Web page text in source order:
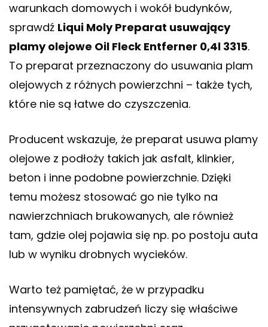
warunkach domowych i wokół budynków,
sprawdź Liqui Moly Preparat usuwający
plamy olejowe Oil Fleck Entferner 0,4l 3315.
To preparat przeznaczony do usuwania plam
olejowych z różnych powierzchni – także tych,
które nie są łatwe do czyszczenia.
Producent wskazuje, że preparat usuwa plamy
olejowe z podłoży takich jak asfalt, klinkier,
beton i inne podobne powierzchnie. Dzięki
temu możesz stosować go nie tylko na
nawierzchniach brukowanych, ale również
tam, gdzie olej pojawia się np. po postoju auta
lub w wyniku drobnych wycieków.
Warto też pamiętać, że w przypadku
intensywnych zabrudzeń liczy się właściwe